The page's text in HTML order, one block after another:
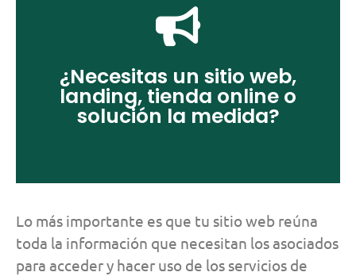
¿Necesitas un sitio web,
landing, tienda online o
solución la medida?
Ofrecemos varios tipos de sitios
web acordes a tu modelo de
negocio:
Ver más
Lo más importante es que tu sitio web reúna
toda la información que necesitan los asociados
para acceder y hacer uso de los servicios de